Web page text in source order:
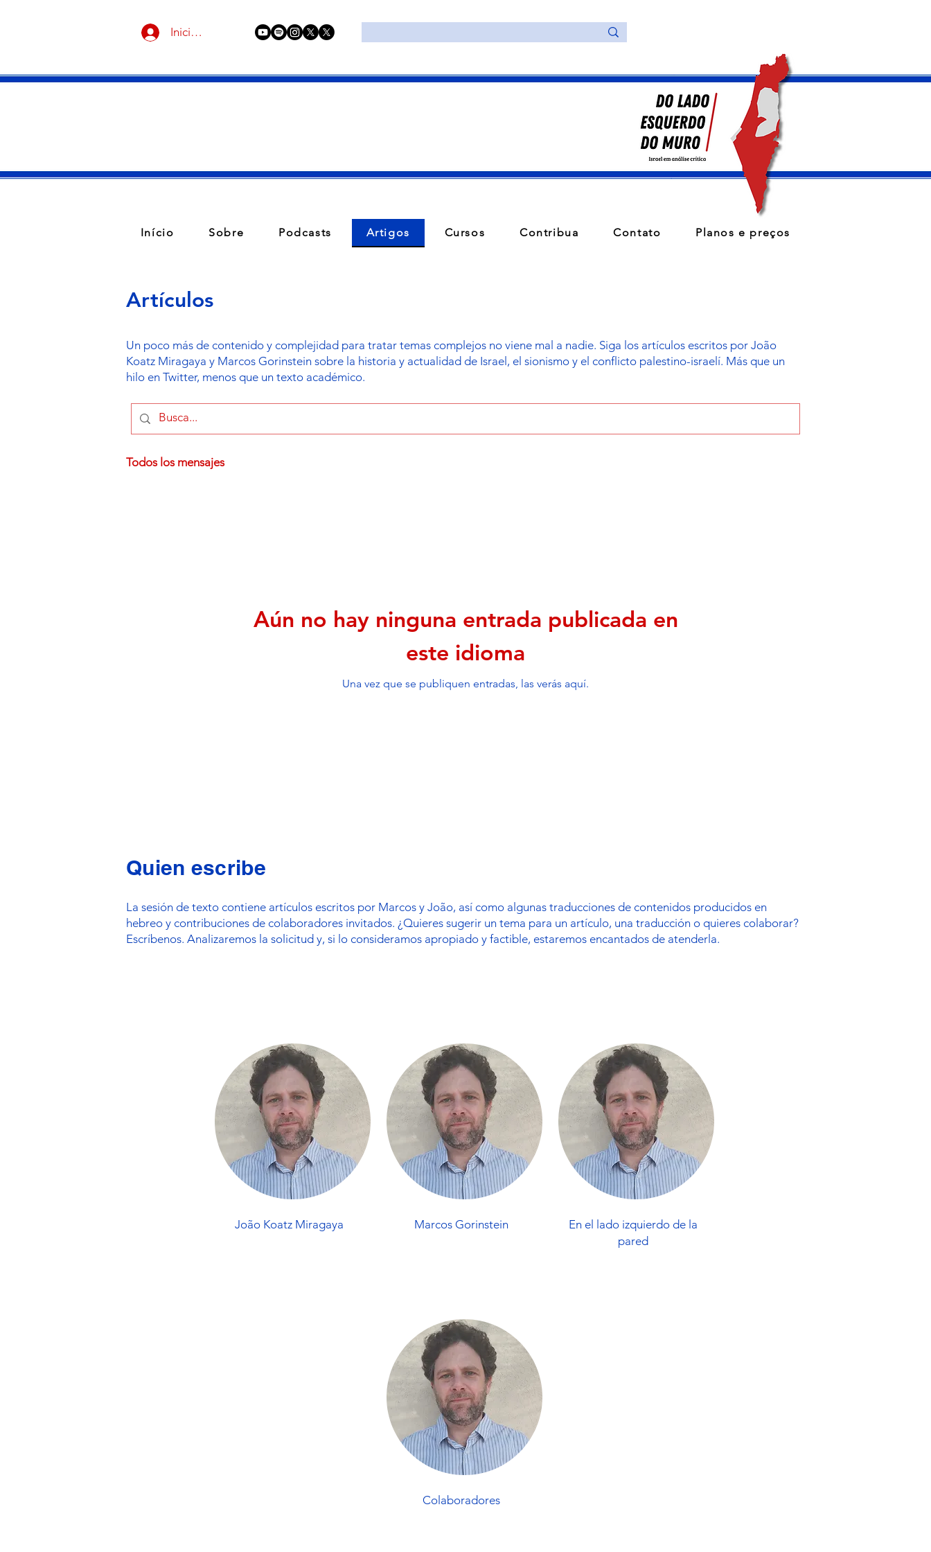
Iniciar sesión
Início Sobre Podcasts Artigos Cursos Contribua Contato Planos e preços
Artículos
Un poco más de contenido y complejidad para tratar temas complejos no viene mal a nadie. Siga los artículos escritos por João
Koatz Miragaya y Marcos Gorinstein sobre la historia y actualidad de Israel, el sionismo y el conflicto palestino-israelí. Más que un
hilo en Twitter, menos que un texto académico.
Todos los mensajes
Aún no hay ninguna entrada publicada en
este idioma
Una vez que se publiquen entradas, las verás aquí.
Quien escribe
La sesión de texto contiene artículos escritos por Marcos y João, así como algunas traducciones de contenidos producidos en
hebreo y contribuciones de colaboradores invitados. ¿Quieres sugerir un tema para un artículo, una traducción o quieres colaborar?
Escríbenos. Analizaremos la solicitud y, si lo consideramos apropiado y factible, estaremos encantados de atenderla.
João Koatz Miragaya Marcos Gorinstein
En el lado izquierdo de la
pared
Colaboradores